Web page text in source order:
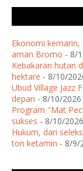
Ekonomi kemarin,
aman Bromo - 8/
Kebakaran hutan
hektare - 8/10/
Ubud Village Jazz
depan - 8/10/2026
Program "Mat
sukses - 8/10/2026
Hukum, dari
ton ketamin - 8/9/